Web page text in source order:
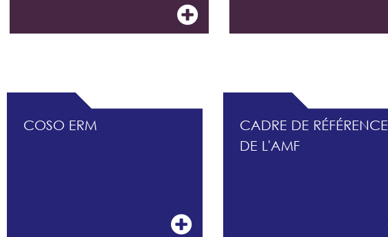
COSO ERM
CADRE DE RÉFÉRENCE
DE L'AMF